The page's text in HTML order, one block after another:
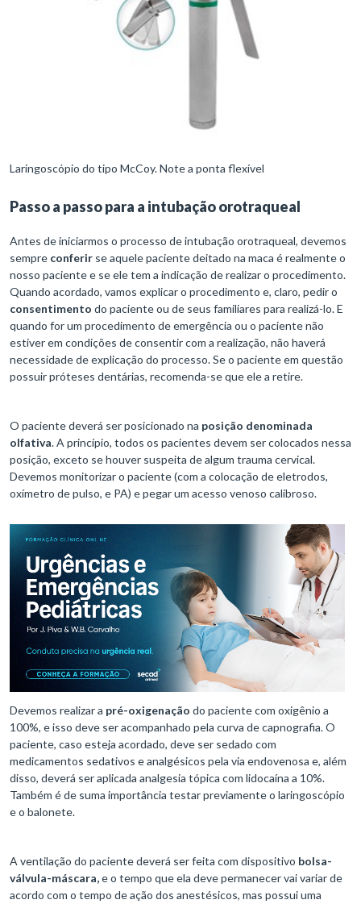
Laringoscópio do tipo McCoy. Note a ponta flexível
Passo a passo para a intubação orotraqueal
Antes de iniciarmos o processo de intubação orotraqueal, devemos
sempre conferir se aquele paciente deitado na maca é realmente o
nosso paciente e se ele tem a indicação de realizar o procedimento.
Quando acordado, vamos explicar o procedimento e, claro, pedir o
consentimento do paciente ou de seus familiares para realizá-lo. E
quando for um procedimento de emergência ou o paciente não
estiver em condições de consentir com a realização, não haverá
necessidade de explicação do processo. Se o paciente em questão
possuir próteses dentárias, recomenda-se que ele a retire.
O paciente deverá ser posicionado na posição denominada
olfativa. A princípio, todos os pacientes devem ser colocados nessa
posição, exceto se houver suspeita de algum trauma cervical.
Devemos monitorizar o paciente (com a colocação de eletrodos,
oxímetro de pulso, e PA) e pegar um acesso venoso calibroso.
Devemos realizar a pré-oxigenação do paciente com oxigênio a
100%, e isso deve ser acompanhado pela curva de capnografia. O
paciente, caso esteja acordado, deve ser sedado com
medicamentos sedativos e analgésicos pela via endovenosa e, além
disso, deverá ser aplicada analgesia tópica com lidocaína a 10%.
Também é de suma importância testar previamente o laringoscópio
e o balonete.
A ventilação do paciente deverá ser feita com dispositivo bolsa-
válvula-máscara,e o tempo que ela deve permanecer vai variar de
acordo com o tempo de ação dos anestésicos, mas possui uma